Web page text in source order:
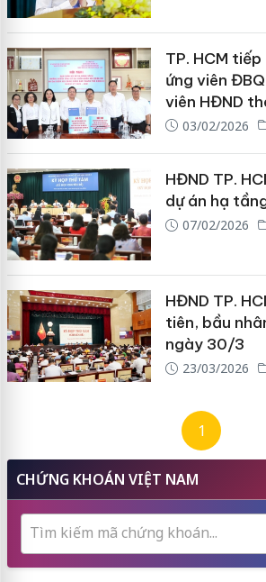
TP. HCM
ứng viên
viên HĐND
03/02/2026
HĐND TP.
dự án hạ
07/02/2026
HĐND TP.
tiên, bầu
ngày 30/3
23/03/2026
1
CHỨNG KHOÁN VIỆT NAM
Tìm kiếm mã chứng khoán...